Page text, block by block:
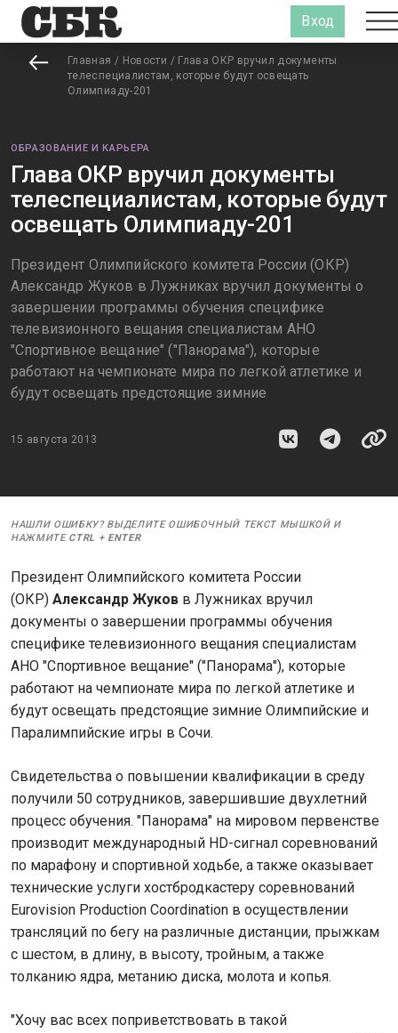
Вход
Главная / Новости / Глава ОКР вручил документы
телеспециалистам, которые будут освещать
Олимпиаду-201
ОБРАЗОВАНИЕ И КАРЬЕРА
Глава ОКР вручил документы
телеспециалистам, которые будут
освещать Олимпиаду-201
Президент Олимпийского комитета России (ОКР)
Александр Жуков в Лужниках вручил документы о
завершении программы обучения специфике
телевизионного вещания специалистам АНО
"Спортивное вещание" ("Панорама"), которые
работают на чемпионате мира по легкой атлетике и
будут освещать предстоящие зимние
15 августа 2013
НАШЛИ ОШИБКУ? ВЫДЕЛИТЕ ОШИБОЧНЫЙ ТЕКСТ МЫШКОЙ И
НАЖМИТЕ CTRL + ENTER
Президент Олимпийского комитета России
(ОКР) Александр Жуков в Лужниках вручил
документы о завершении программы обучения
специфике телевизионного вещания специалистам
АНО "Спортивное вещание" ("Панорама"), которые
работают на чемпионате мира по легкой атлетике и
будут освещать предстоящие зимние Олимпийские и
Паралимпийские игры в Сочи.
Свидетельства о повышении квалификации в среду
получили 50 сотрудников, завершившие двухлетний
процесс обучения. "Панорама" на мировом первенстве
производит международный HD-сигнал соревнований
по марафону и спортивной ходьбе, а также оказывает
технические услуги хостбродкастеру соревнований
Eurovision Production Coordination в осуществлении
трансляций по бегу на различные дистанции, прыжкам
с шестом, в длину, в высоту, тройным, а также
толканию ядра, метанию диска, молота и копья.
"Хочу вас всех поприветствовать в такой